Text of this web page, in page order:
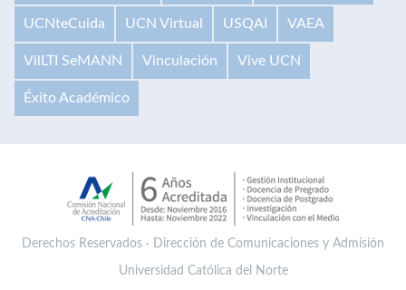
UCNteCuida UCN Virtual USQAI VAEA
VilLTI SeMANN Vinculación Vive UCN
Éxito Académico
Derechos Reservados · Dirección de Comunicaciones y Admisión
Universidad Católica del Norte